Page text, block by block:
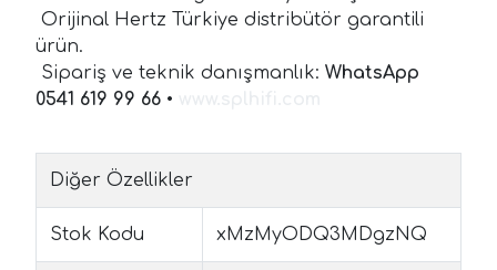
Orijinal Hertz Türkiye distribütör garantili
ürün.
Sipariş ve teknik danışmanlık: WhatsApp
0541 619 99 66 •
Diğer Özellikler
Stok Kodu xMzMyODQ3MDgzNQ